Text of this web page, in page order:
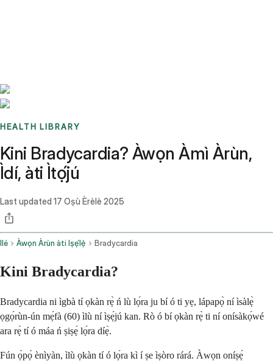
HEALTH LIBRARY
Kini Bradycardia? Àwọn Àmì Àrùn,
Ìdí, àti Ìtọ́jú
Last updated 17 Oṣù Èrèlè 2025
Ilé Àwọn Àrùn àti Iṣẹ́lẹ̀ Bradycardia
Kini Bradycardia?
Bradycardia ni ìgbà tí ọkàn rẹ̀ ń lù lọ́ra ju bí ó ti yẹ, lápapọ̀ ní ìsàlẹ̀
ọgọ́rùn-ún mẹ́fà (60) ìlù ní ìṣẹ́jú kan. Rò ó bí ọkàn rẹ̀ ti ní onísàkọ́wé
ara rẹ̀ tí ó máa ń ṣiṣẹ́ lọ́ra díẹ̀.
Fún ọ̀pọ̀ ènìyàn, ìlù ọkàn tí ó lọ́ra kì í ṣe ìṣòro rárá. Àwọn oníṣẹ́